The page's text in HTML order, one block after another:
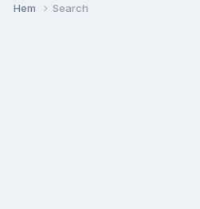
Hem Search